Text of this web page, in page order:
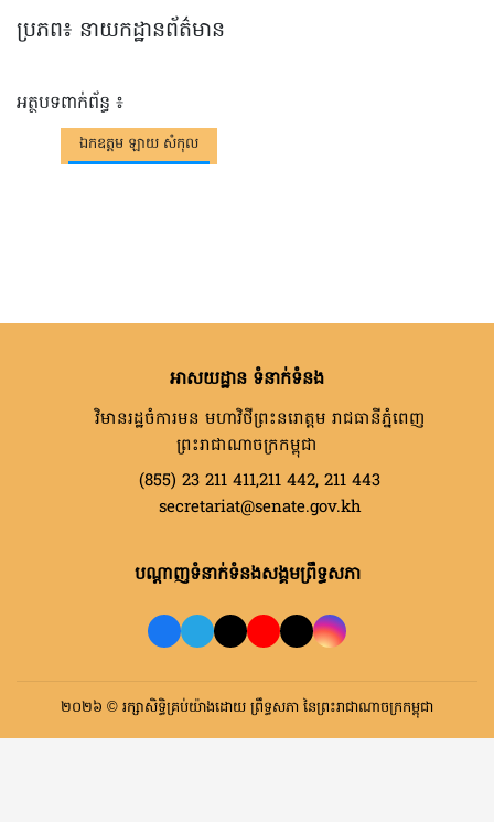
ប្រភព៖ នាយកដ្ឋានព័ត៌មាន
អត្ថបទពាក់ព័ន្ធ ៖
ឯកឧត្តម ឡាយ សំកុល
អាសយដ្ឋាន ទំនាក់ទំនង
វិមានរដ្ឋចំការមន មហាវិថីព្រះនរោត្តម រាជធានីភ្នំពេញ
ព្រះរាជាណាចក្រកម្ពុជា
(855) 23 211 411,211 442, 211 443
secretariat@senate.gov.kh
បណ្តាញទំនាក់ទំនងសង្គមព្រឹទ្ធសភា
២០២៦ © រក្សាសិទ្ធិគ្រប់យ៉ាងដោយ ព្រឹទ្ធសភា នៃព្រះរាជាណាចក្រកម្ពុជា